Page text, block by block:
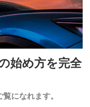
始め方を完全
になれます。